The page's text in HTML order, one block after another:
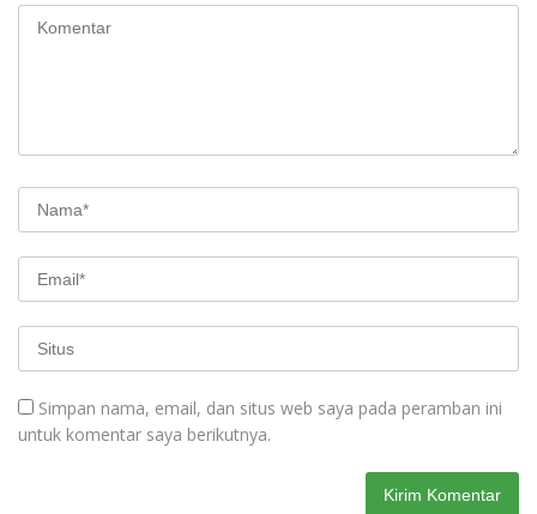
Simpan nama, email, dan situs web saya pada peramban ini
untuk komentar saya berikutnya.